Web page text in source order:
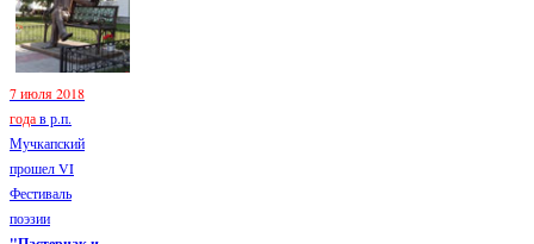
7 июля 2018
годав р.п.
Мучкапский
прошел VI
Фестиваль
поэзии